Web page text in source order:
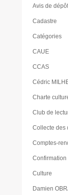
Avis de dépôt
Cadastre
Catégories
CAUE
CCAS
Cédric
Charte
Club de
Collecte des
Comptes-
Confirmation
Culture
Damien